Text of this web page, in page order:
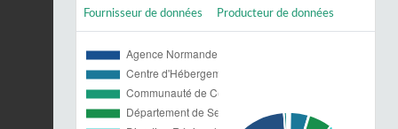
Fournisseur de données Producteur de données